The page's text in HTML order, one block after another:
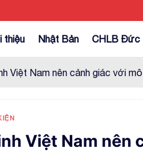
thiệu Nhật Bản CHLB Đức
Việt Nam nên cảnh giác với
Việt Nam nên